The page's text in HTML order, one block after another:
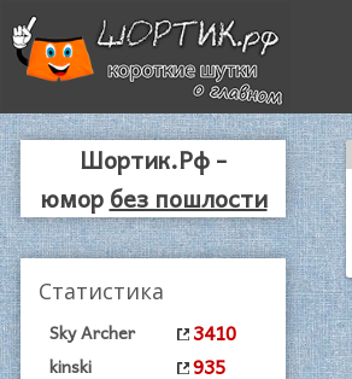
Шортик.Рф -
юморбез пошлости
Статистика
Sky Archer 3410
kinski 935